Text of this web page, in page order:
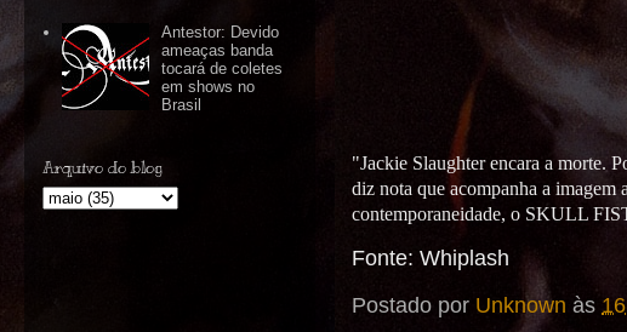
"Jackie Slaughter encara a morte.
diz nota que acompanha a imagem
contemporaneidade, o SKULL
Fonte: Whiplash
Postado por Unknown às
Antestor: Devido
ameaças banda
tocará de coletes
em shows no
Brasil
Arquivo do blog